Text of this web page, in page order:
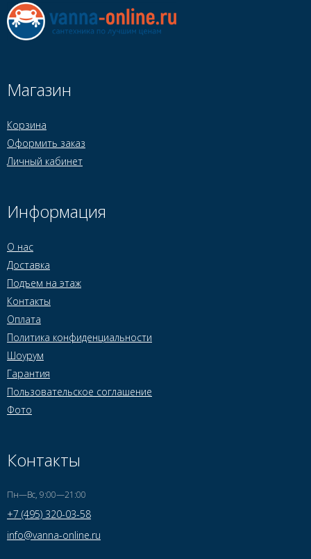
Магазин
Корзина
Оформить заказ
Личный кабинет
Информация
О нас
Доставка
Подъем на этаж
Контакты
Оплата
Политика конфиденциальности
Шоурум
Гарантия
Пользовательское соглашение
Фото
Контакты
Пн—Вс, 9:00—21:00
+7 (495) 320-03-58
info@vanna-online.ru